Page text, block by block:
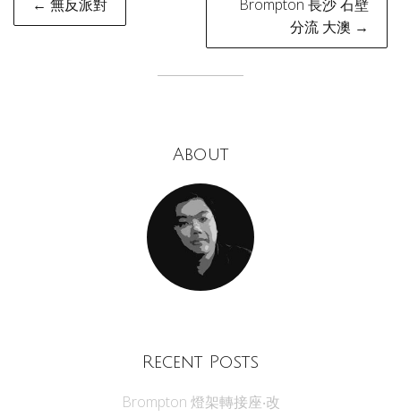
navigation
← 無反派對
Brompton 長沙 石壁
分流 大澳 →
About
Recent Posts
Brompton 燈架轉接座‧改